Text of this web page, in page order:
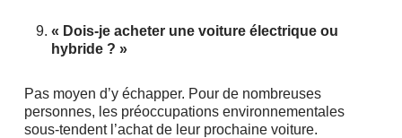
« Dois-je acheter une voiture électrique ou
hybride ? »
Pas moyen d’y échapper. Pour de nombreuses
personnes, les préoccupations environnementales
sous-tendent l’achat de leur prochaine voiture.